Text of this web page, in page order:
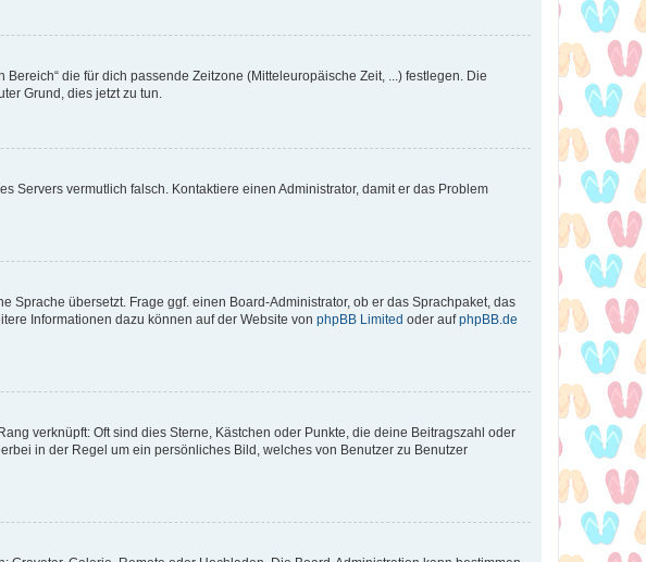
die für dich passende Zeitzone (Mitteleuropäische Zeit, ...) festlegen. Die
Grund, dies jetzt zu tun.
Servers vermutlich falsch. Kontaktiere einen Administrator, damit er das Problem
übersetzt. Frage ggf. einen Board-Administrator, ob er das Sprachpaket, das
Informationen dazu können auf der Website von phpBB Limited oder aufphpBB.de
verknüpft: Oft sind dies Sterne, Kästchen oder Punkte, die deine Beitragszahl oder
in der Regel um ein persönliches Bild, welches von Benutzer zu Benutzer